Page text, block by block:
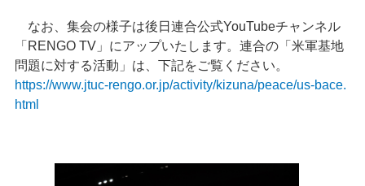
なお、集会の様子は後日連合公式YouTubeチャンネル
「RENGO TV」にアップいたします。連合の「米軍基地
問題に対する活動」は、下記をご覧ください。
https://www.jtuc-rengo.or.jp/activity/kizuna/peace/us-bace.
html